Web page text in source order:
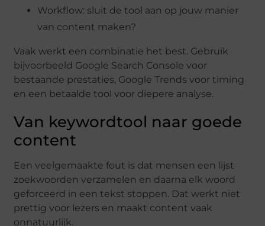
Workflow: sluit de tool aan op jouw manier
van content maken?
Vaak werkt een combinatie het best. Gebruik
bijvoorbeeld Google Search Console voor
bestaande prestaties, Google Trends voor timing
en een betaalde tool voor diepere analyse.
Van keywordtool naar goede
content
Een veelgemaakte fout is dat mensen een lijst
zoekwoorden verzamelen en daarna elk woord
geforceerd in een tekst stoppen. Dat werkt niet
prettig voor lezers en maakt content vaak
onnatuurlijk.